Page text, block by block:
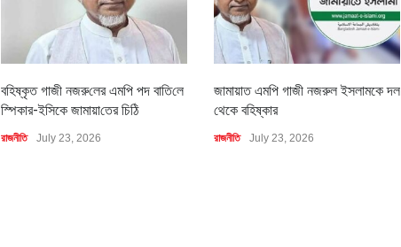
বহিষ্কৃত গাজী নজরু‌লের এম‌পি পদ বা‌তি‌লে
স্পিকার-ইসিকে জামায়া‌তের চি‌ঠি
রাজনীতি July 23, 2026
জামায়াত এমপি গাজী নজরুল ইসলামকে দল
থেকে বহিষ্কার
রাজনীতি July 23, 2026